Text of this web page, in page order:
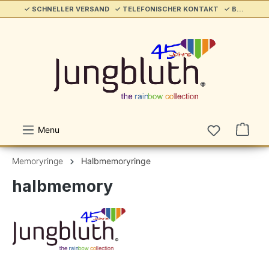
springen ✓ SCHNELLER VERSAND ✓ TELEFONISCHER KONTAKT ✓ BELIEBT & ETABLIERT ✓ SERVICE/HILFE
Menu
Memoryringe Halbmemoryringe
halbmemory